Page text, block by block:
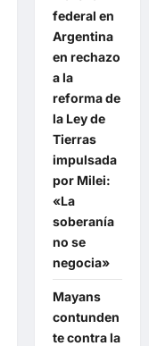
federal en
Argentina
en rechazo
a la
reforma de
la Ley de
Tierras
impulsada
por Milei:
«La
soberanía
no se
negocia»
Mayans
contunden
te contra la